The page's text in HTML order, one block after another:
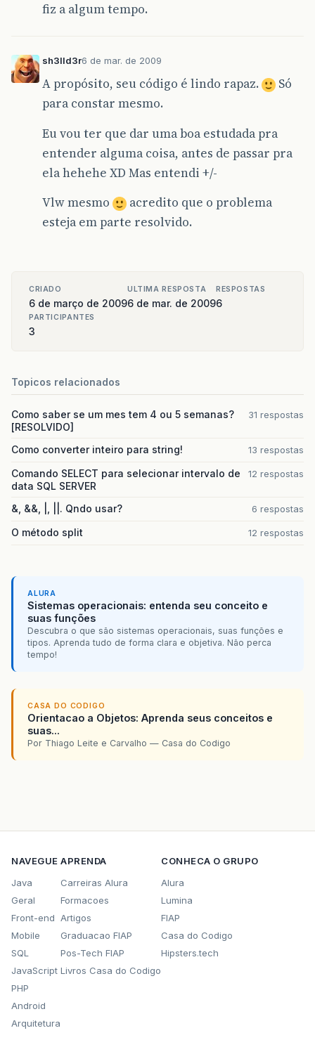
fiz a algum tempo.
sh3lld3r6 de mar. de 2009
A propósito, seu código é lindo rapaz.
Só
para constar mesmo.
Eu vou ter que dar uma boa estudada pra
entender alguma coisa, antes de passar pra
ela hehehe XD Mas entendi +/-
Vlw mesmo
acredito que o problema
esteja em parte resolvido.
CRIADO
6 de março de 2009
ULTIMA RESPOSTA
6 de mar. de 2009
RESPOSTAS
6
PARTICIPANTES
3
Topicos relacionados
Como saber se um mes tem 4 ou 5 semanas?
[RESOLVIDO]
31 respostas
Como converter inteiro para string! 13 respostas
Comando SELECT para selecionar intervalo de
data SQL SERVER
12 respostas
&, &&, |, ||. Qndo usar? 6 respostas
O método split 12 respostas
ALURA
Sistemas operacionais: entenda seu conceito e
suas funções
Descubra o que são sistemas operacionais, suas funções e
tipos. Aprenda tudo de forma clara e objetiva. Não perca
tempo!
CASA DO CODIGO
Orientacao a Objetos: Aprenda seus conceitos e
suas...
Por Thiago Leite e Carvalho — Casa do Codigo
NAVEGUE
Java
Geral
Front-end
Mobile
SQL
JavaScript
PHP
Android
Arquitetura
APRENDA
Carreiras Alura
Formacoes
Artigos
Graduacao FIAP
Pos-Tech FIAP
Livros Casa do Codigo
CONHECA O GRUPO
Alura
Lumina
FIAP
Casa do Codigo
Hipsters.tech